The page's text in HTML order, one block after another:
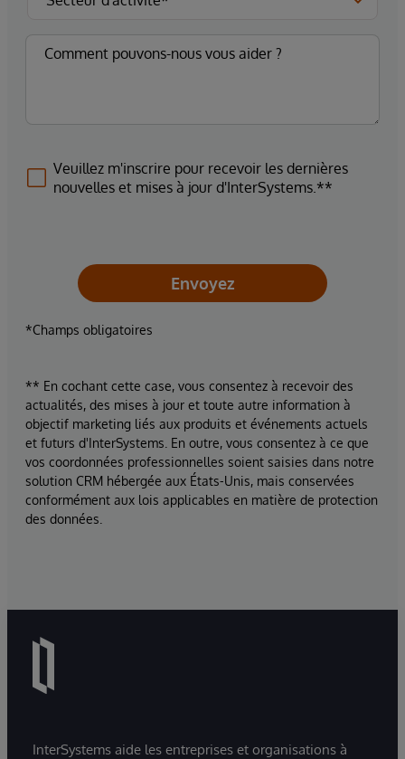
Veuillez m'inscrire pour recevoir les dernières
nouvelles et mises à jour d'InterSystems.**
Envoyez
*Champs obligatoires
** En cochant cette case, vous consentez à recevoir des
actualités, des mises à jour et toute autre information à
objectif marketing liés aux produits et événements actuels
et futurs d'InterSystems. En outre, vous consentez à ce que
vos coordonnées professionnelles soient saisies dans notre
solution CRM hébergée aux États-Unis, mais conservées
conformément aux lois applicables en matière de protection
des données.
InterSystems aide les entreprises et organisations à